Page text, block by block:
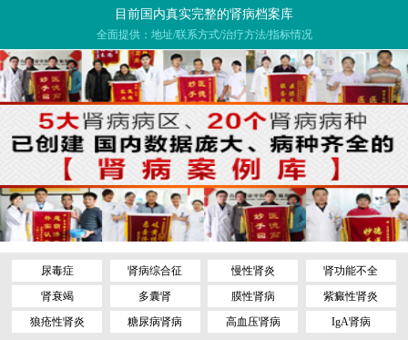
目前国内真实完整的肾病档案库
全面提供：地址/联系方式/治疗方法/指标情况
尿毒症 肾病综合征 慢性肾炎
肾功能不全
肾衰竭
多囊肾 膜性肾病
紫癜性肾炎
狼疮性肾炎
糖尿病肾病 高血压肾病 IgA肾病